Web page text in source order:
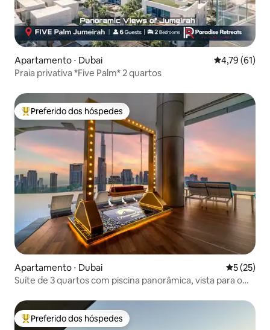
Apartamento ⋅ Dubai 4,79 de uma
4,79 (61)
Praia privativa *Five Palm* 2 quartos
Entre os melhores preferidos dos hóspedes
Preferido dos hóspedes
Apartamento ⋅ Dubai 5 de uma
5 (25)
Suíte de 3 quartos com piscina panorâmica, vista para o
Entre os melhores preferidos dos hóspedes
Preferido dos hóspedes